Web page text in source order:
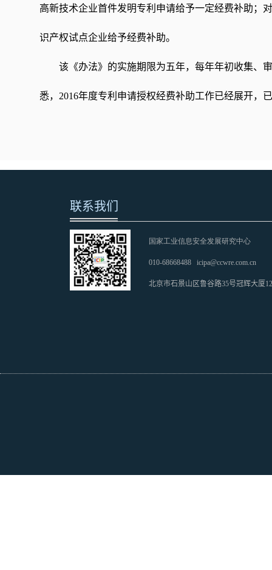
高新技术企业首件发明专利申请给予一定经费补助；
识产权试点企业给予经费补助。
该《办法》的实施期限为五年，每年年初收集、
悉，2016年度专利申请授权经费补助工作已经展开，
联系我们
国家工业信息安全发展研究中心
010-68668488 icipa@ccwre.com.cn
北京市石景山区鲁谷路35号冠辉大厦